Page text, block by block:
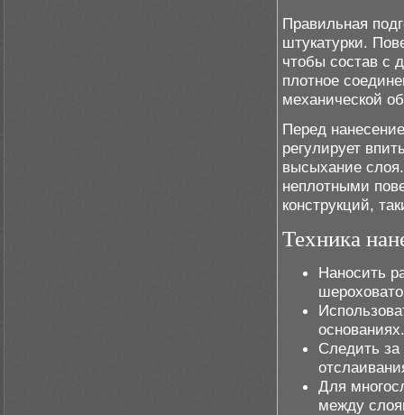
Правильная
штукатурки.
чтобы состав с
плотное
механической
Перед
регулирует
высыхание
неплотными
конструкций,
Техника
Наносить
основаниях.
Следить
Для
между